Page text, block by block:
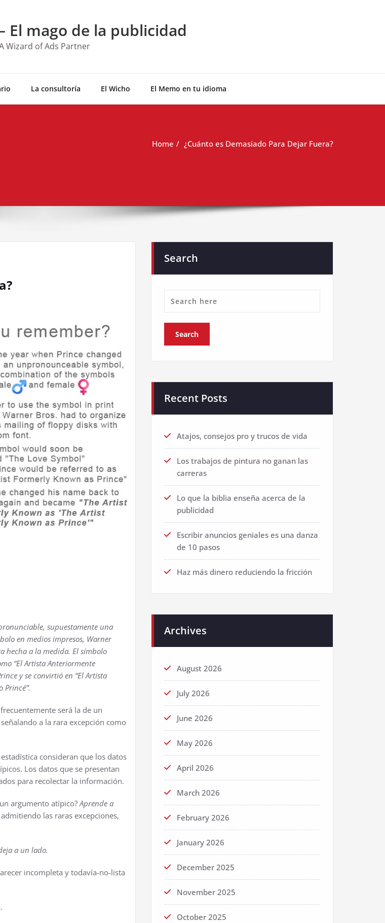
El mago de la publicidad
Wizard of Ads Partner
La consultoría El Wicho El Memo en tu idioma
Home ¿Cuánto es Demasiado Para Dejar Fuera?
supuestamente una
en medios impresos, Warner
hecha a la medida. El símbolo
“El Artista Anteriormente
y se convirtió en “El Artista
será la de un
a la rara excepción como
consideran que los datos
Los datos que se presentan
para recolectar la información.
argumento atípico? Aprende a
las raras excepciones,
a un lado.
incompleta y todavía-no-lista
Search
Recent Posts
Atajos, consejos pro y trucos de vida
Los trabajos de pintura no ganan las
carreras
Lo que la biblia enseña acerca de la
publicidad
Escribir anuncios geniales es una danza
de 10 pasos
Haz más dinero reduciendo la fricción
Archives
August 2026
July 2026
June 2026
May 2026
April 2026
March 2026
February 2026
January 2026
December 2025
November 2025
October 2025